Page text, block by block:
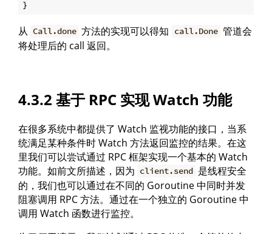
从 Call.done 方法的实现可以得知 call.Done 管道会
将处理后的 call 返回。
4.3.2 基于 RPC 实现 Watch 功能
在很多系统中都提供了 Watch 监视功能的接口，当系
统满足某种条件时 Watch 方法返回监控的结果。在这
里我们可以尝试通过 RPC 框架实现一个基本的 Watch
功能。如前文所描述，因为 client.send 是线程安全
的，我们也可以通过在不同的 Goroutine 中同时并发
阻塞调用 RPC 方法。通过在一个独立的 Goroutine 中
调用 Watch 函数进行监控。